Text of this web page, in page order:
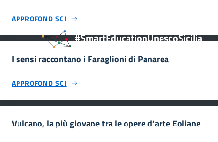
APPROFONDISCI
I sensi raccontano i Faraglioni di Panarea
APPROFONDISCI
Vulcano, la più giovane tra le opere d’arte Eoliane
#SmartEducationUnescoSicilia
Scuola e comunicazione per la valorizzazione dei siti